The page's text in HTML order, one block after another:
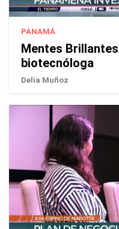
PANAMÁ
Mentes
biotecnóloga
Delia Muñoz